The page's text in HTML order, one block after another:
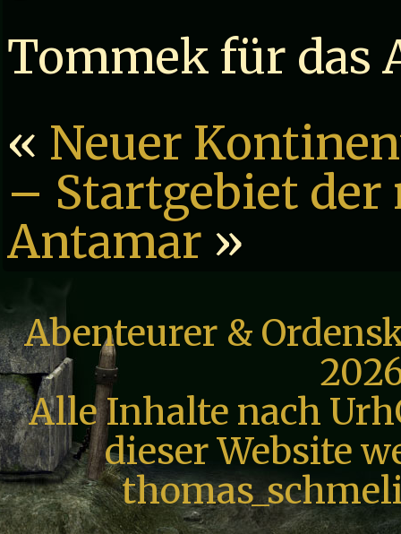
Tommek für das
« Neuer
– Startgebiet der
Antamar »
Abenteurer &
Alle Inhalte nach
dieser Website